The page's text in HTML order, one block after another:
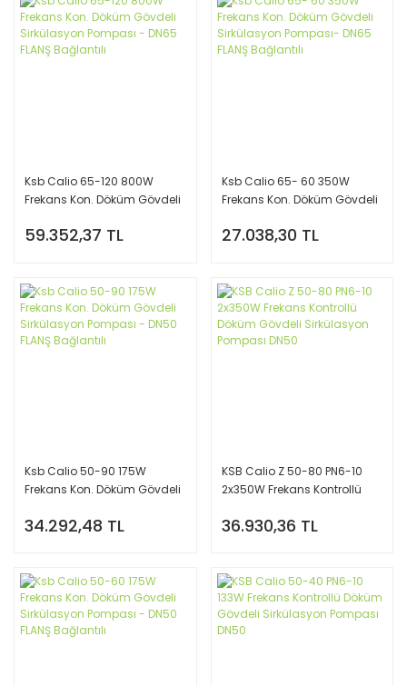
Ksb Calio 65-120 800W
Frekans Kon. Döküm Gövdeli
FLANŞ Bağlantılı
59.352,37 TL
Ksb Calio 65- 60 350W
Frekans Kon. Döküm Gövdeli
FLANŞ Bağlantılı
27.038,30 TL
Ksb Calio 50-90 175W
Frekans Kon. Döküm Gövdeli
FLANŞ Bağlantılı
34.292,48 TL
KSB Calio Z 50-80 PN6-10
2x350W Frekans Kontrollü
Pompası DN50
36.930,36 TL